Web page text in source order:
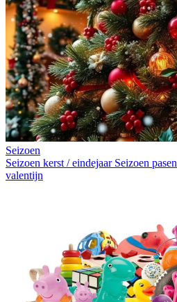
Seizoen
Seizoen kerst / eindejaar Seizoen pasen
valentijn